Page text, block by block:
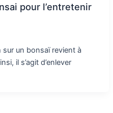
pour l’entretenir
sur un bonsaï revient à
il s’agit d’enlever